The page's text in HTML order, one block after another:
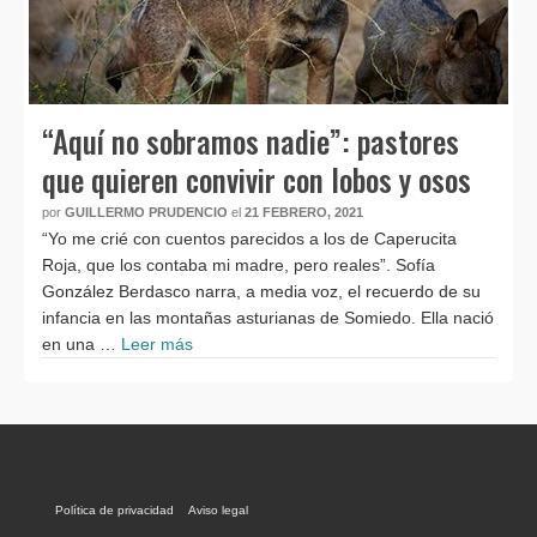
“Aquí no sobramos nadie”: pastores
que quieren convivir con lobos y osos
por GUILLERMO PRUDENCIO el 21 FEBRERO, 2021
“Yo me crié con cuentos parecidos a los de Caperucita
Roja, que los contaba mi madre, pero reales”. Sofía
González Berdasco narra, a media voz, el recuerdo de su
infancia en las montañas asturianas de Somiedo. Ella nació
en una … Leer más
Política de privacidad Aviso legal